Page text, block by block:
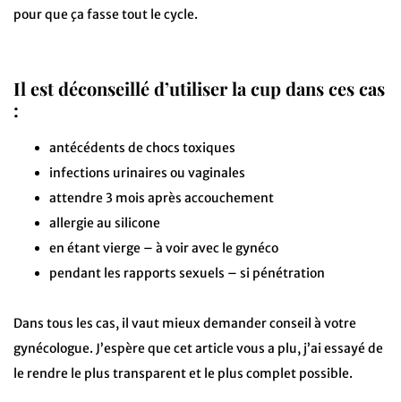
pour que ça fasse tout le cycle.
Il est déconseillé d’utiliser la cup dans ces cas
:
antécédents de chocs toxiques
infections urinaires ou vaginales
attendre 3 mois après accouchement
allergie au silicone
en étant vierge – à voir avec le gynéco
pendant les rapports sexuels – si pénétration
Dans tous les cas, il vaut mieux demander conseil à votre
gynécologue. J’espère que cet article vous a plu, j’ai essayé de
le rendre le plus transparent et le plus complet possible.